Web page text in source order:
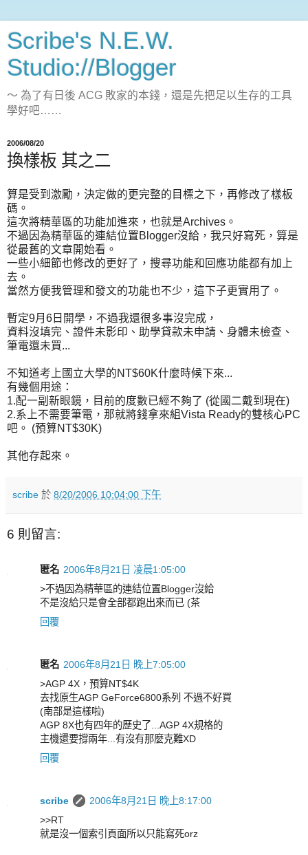
Scribe's N.E.W.
Studio://Blogger
～ 為了有日後 ACG 敗家的本錢，還是先把足以生存的工具
學好吧……
2006/08/20
換樣板 其之二
算是受到激勵，決定做的更完整的目標之下，再修改了樣板
碼。
這次將精華區的功能加進來，也就是Archives。
不過因為精華區的連結位置Blogger沒給，我只好寫死，算是
從最舊的文章開始看。
一些小細節也修改的更好了，搜尋功能和回應功能都有加上
去。
當然方便我管理和發文的功能也不少，這下子更實用了。
暫定9月6日開學，不過我還很多事沒完成，
資料沒填完、證件未影印、助學貸款未申請、身體未檢查、
筆電還未買...
不知道考上國立大學的NT$60K什麼時候下來...
有幾個用途：
1.配一副新眼鏡，目前的度數已經不夠了 (從國二戴到現在)
2.系上不需要筆電，那就將錢拿來組Vista Ready的雙核心PC
吧。 (預算NT$30K)
其他存起來。
scribe 於 8/20/2006 10:04:00 下午
6 則留言:
匿名 2006年8月21日 凌晨1:05:00
>不過因為精華區的連結位置Blogger沒給
不是沒給只是會全部都跑出來而已 (茶
回覆
匿名 2006年8月21日 晚上7:05:00
>AGP 4X，預算NT$4K
去找原生AGP GeForce6800系列 不過不好買
(南部是這樣啦)
AGP 8X也有四年的歷史了...AGP 4X規格的
主機還要撐兩年...有沒有那麼克難XD
回覆
scribe
2006年8月21日 晚上8:17:00
>>RT
就是沒一個索引頁面所以只能寫死orz